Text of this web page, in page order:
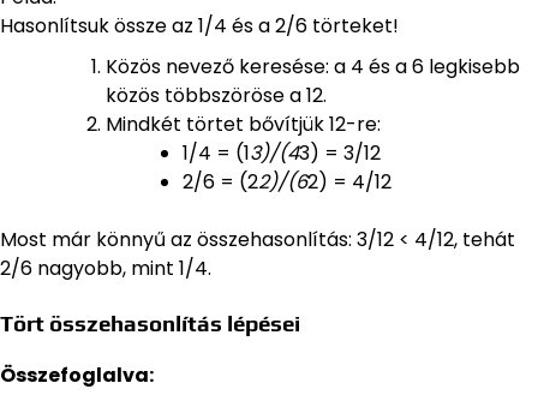
Hasonlítsuk össze az 1/4 és a 2/6 törteket!
Közös nevező keresése: a 4 és a 6 legkisebb
közös többszöröse a 12.
Mindkét törtet bővítjük 12-re:
1/4 = (13)/(43) = 3/12
2/6 = (22)/(62) = 4/12
Most már könnyű az összehasonlítás: 3/12 < 4/12, tehát
2/6 nagyobb, mint 1/4.
Tört összehasonlítás lépései
Összefoglalva: